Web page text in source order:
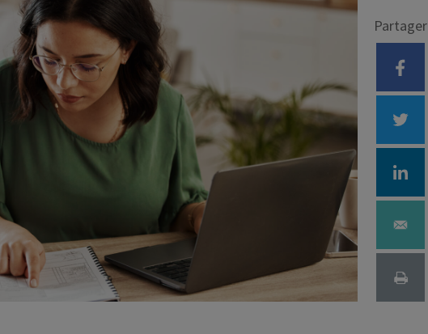
Dirigeant d’entreprise
Conseils fiscalité d’entreprise
Déficit foncier
Loi Pinel
Anciens dispositifs
Investissement locatif
Partager